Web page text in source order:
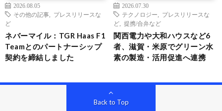
2026.08.05
その他の記事
プレスリリースな
ど
ネバーマイル：TGR Haas F1
Teamとのパートナーシップ
契約を締結しました
2026.07.30
テクノロジー
プレスリリースな
ど
提携/合弁など
関西電力や大和ハウスなど6
者、滋賀・米原でグリーン水
素の製造・活用促進へ連携
Back to Top